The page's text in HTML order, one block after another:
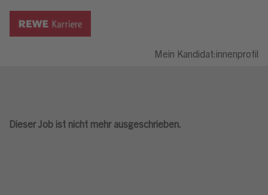
Mein Kandidat:innenprofil
Dieser Job ist nicht mehr ausgeschrieben.